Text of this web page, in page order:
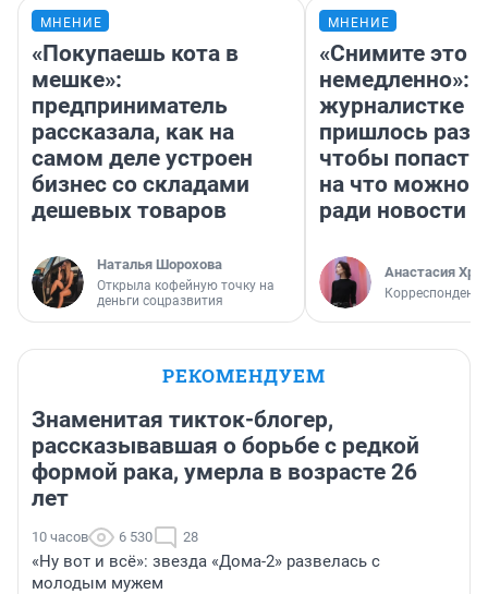
МНЕНИЕ
«Покупаешь кота в
мешке»:
предприниматель
рассказала, как на
самом деле устроен
бизнес со складами
дешевых товаров
Наталья Шорохова
Открыла кофейную точку на
деньги соцразвития
МНЕНИЕ
«Снимите это
немедленно»:
журналистке
пришлось
чтобы попасть
на что можно
ради новости
Анастасия
Корреспондент
РЕКОМЕНДУЕМ
Знаменитая тикток-блогер,
рассказывавшая о борьбе с редкой
формой рака, умерла в возрасте 26
лет
10 часов 6 530 28
«Ну вот и всё»: звезда «Дома-2» развелась с
молодым мужем